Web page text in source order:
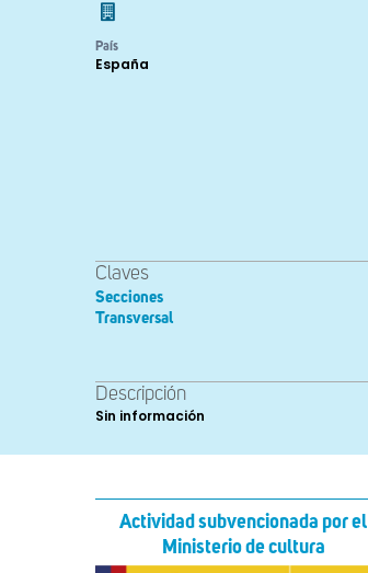
País
España
Claves
Secciones
Transversal
Descripción
Sin información
Actividad subvencionada por el
Ministerio de cultura